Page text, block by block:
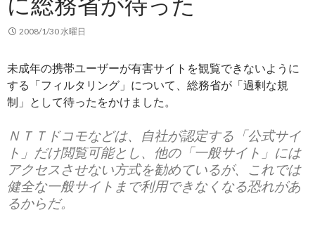
2008/1/30 水曜日
未成年の携帯ユーザーが有害サイトを観覧できないように
する「フィルタリング」について、総務省が「過剰な規
制」として待ったをかけました。
ＮＴＴドコモなどは、自社が認定する「公式サイ
ト」だけ閲覧可能とし、他の「一般サイト」には
アクセスさせない方式を勧めているが、これでは
健全な一般サイトまで利用できなくなる恐れがあ
るからだ。